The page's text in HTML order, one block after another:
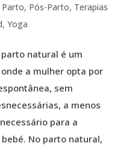
Parto, Pós-Parto, Terapias
, Yoga
natural é um
a mulher opta por
sem
a menos
para a
No parto natural,